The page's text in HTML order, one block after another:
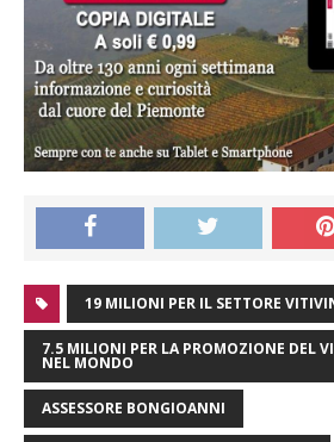
19 MILIONI PER IL SETTORE
7.5 MILIONI PER LA PROMOZIONE DEL
NEL MONDO
ASSESSORE BONGIOANNI